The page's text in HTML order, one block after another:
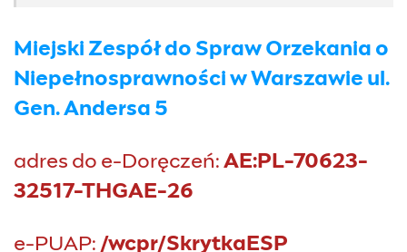
Miejski Zespół do Spraw Orzekania o
Niepełnosprawności w Warszawie ul.
Gen. Andersa 5
adres do e-Doręczeń: AE:PL-70623-
32517-THGAE-26
e-PUAP: /wcpr/SkrytkaESP